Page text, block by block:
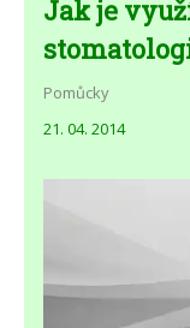
Jak je
Pomůcky
21. 04. 2014